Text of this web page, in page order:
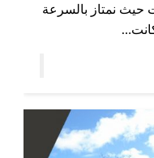
حيث نمتاز بالسرعة